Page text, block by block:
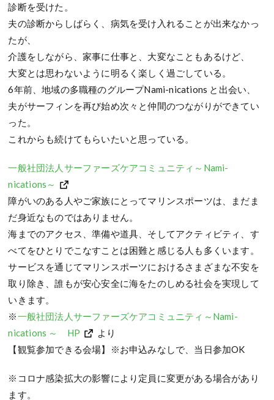
診断を受けた。
夫の診断からしばらく、病気を受け入れることが出来なかっ
たが、
介護をしながら、家事に仕事と、大変なこともあるけど、
大変とは思わないように明るく楽しく過ごしている。
6年前、地域の多職種のグループNami-nications と出会い、
夫がサーフィンを再び始め次々と仲間のつながりができてい
った。
これからも続けてもらいたいと思っている。
一般社団法人サーファーズケアコミュニティ～Nami-
nications～
障がいのある人やご家族にとってマリンスポーツは、まだま
だ身近なものではありません。
海までのアクセス、準備や道具、そしてアクティビティ、す
べてをひとりでこなすことは困難と感じる人も多くいます。
サービスを通じてマリンスポーツにおけるさまざまな不安を
取り除き、誰もが安心安全に海をたのしめる社会を実現して
いきます。
※一般社団法人サーファーズケアコミュニティ～Nami-
nications ～ HP
より
【観覧参加できる会場】※お申込みなしで、当日参加OK
※コロナ感染拡大の影響により定員に変更がある場合があり
ます。